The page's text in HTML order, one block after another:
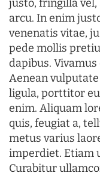
justo, fringilla vel,
arcu. In enim
venenatis vitae,
pede mollis
dapibus.
Aenean
ligula, porttitor
enim. Aliquam
quis, feugiat a,
metus varius
imperdiet. Etiam
Curabitur